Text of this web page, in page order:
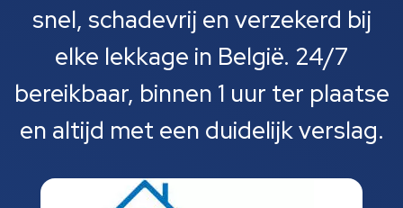
snel, schadevrij en verzekerd bij
elke lekkage in België. 24/7
bereikbaar, binnen 1 uur ter plaatse
en altijd met een duidelijk verslag.